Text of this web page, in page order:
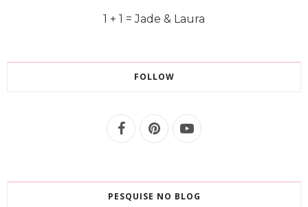
1 + 1 = Jade & Laura
FOLLOW
PESQUISE NO BLOG